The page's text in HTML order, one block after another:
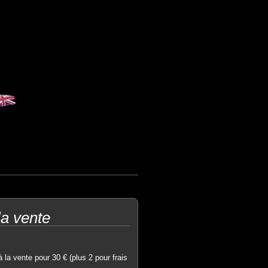
vente
la vente pour 30 € (plus 2 pour frais